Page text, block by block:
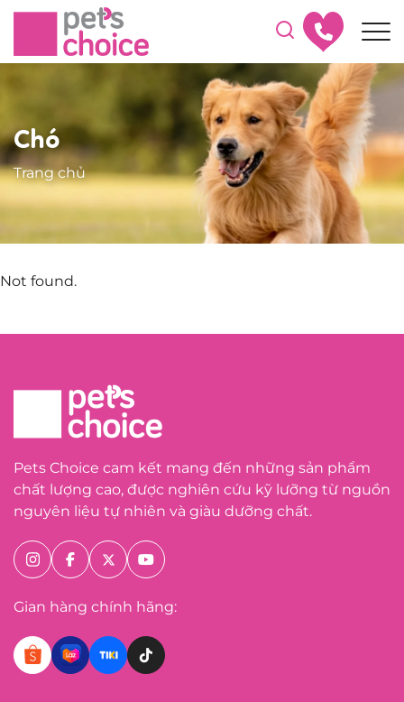
Chó
Trang chủ
Not found.
Pets Choice cam kết mang đến những sản phẩm
chất lượng cao, được nghiên cứu kỹ lưỡng từ nguồn
nguyên liệu tự nhiên và giàu dưỡng chất.
Gian hàng chính hãng: